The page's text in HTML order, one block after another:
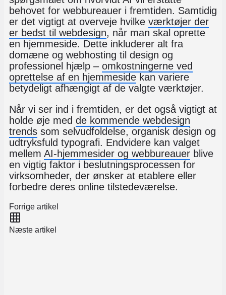
behovet for webbureauer i fremtiden. Samtidig
er det vigtigt at overveje hvilke værktøjer der
er bedst til webdesign, når man skal oprette
en hjemmeside. Dette inkluderer alt fra
domæne og webhosting til design og
professionel hjælp – omkostningerne ved
oprettelse af en hjemmeside kan variere
betydeligt afhængigt af de valgte værktøjer.
Når vi ser ind i fremtiden, er det også vigtigt at
holde øje med de kommende webdesign
trends som selvudfoldelse, organisk design og
udtryksfuld typografi. Endvidere kan valget
mellem AI-hjemmesider og webbureauer blive
en vigtig faktor i beslutningsprocessen for
virksomheder, der ønsker at etablere eller
forbedre deres online tilstedeværelse.
Forrige artikel
Næste artikel